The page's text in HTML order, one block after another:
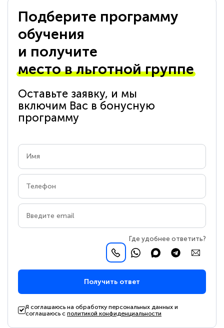
Подберите программу
обучения
и получите
место в льготной группе
Оставьте заявку, и мы
включим Вас в бонусную
программу
Где удобнее ответить?
Получить ответ
Я соглашаюсь на обработку персональных данных и
соглашаюсь сполитикой конфиденциальности